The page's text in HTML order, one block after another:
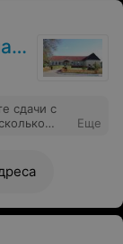
сдачи с
Еще